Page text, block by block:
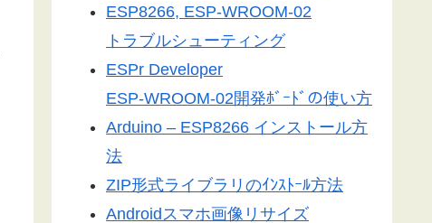
ESP8266, ESP-WROOM-02
トラブルシューティング
ESPr Developer
ESP-WROOM-02開発ﾎﾞｰﾄﾞの使い方
Arduino – ESP8266 インストール方
法
ZIP形式ライブラリのｲﾝｽﾄｰﾙ方法
Androidスマホ画像リサイズ